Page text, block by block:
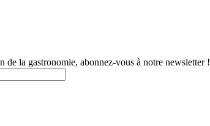
de la gastronomie, abonnez-vous à notre newsletter !